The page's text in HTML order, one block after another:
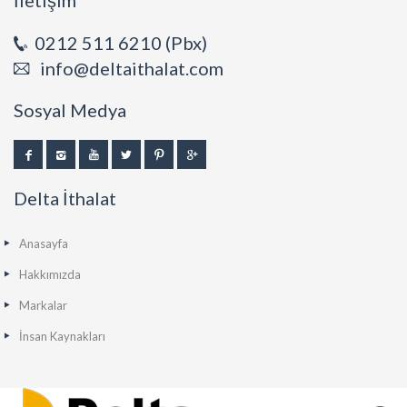
0212 511 6210 (Pbx)
info@deltaithalat.com
Sosyal Medya
Delta İthalat
Anasayfa
Hakkımızda
Markalar
İnsan Kaynakları